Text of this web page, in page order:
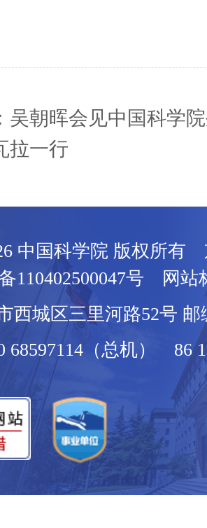
吴朝晖会见中国科学
拉一行
中国科学院 版权所有
110402500047号 网站
西城区三里河路52号 邮
68597114（总机） 86